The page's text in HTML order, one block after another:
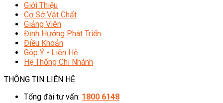
Giới Thiệu
Cơ Sở Vật Chất
Giảng Viên
Định Hướng Phát Triển
Điều Khoản
Góp Ý - Liên Hệ
Hệ Thống Chi Nhánh
THÔNG TIN LIÊN HỆ
Tổng đài tư vấn: 1800 6148